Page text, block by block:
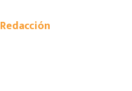
Redacción